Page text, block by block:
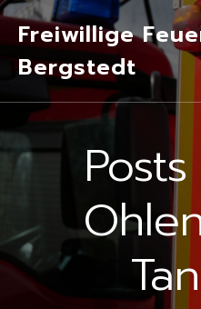
Freiwillige
Bergstedt